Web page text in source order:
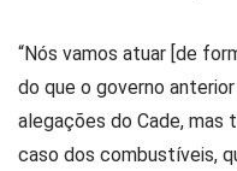
“Nós vamos atuar [de
do que o governo
alegações do Cade, mas
caso dos combustíveis,